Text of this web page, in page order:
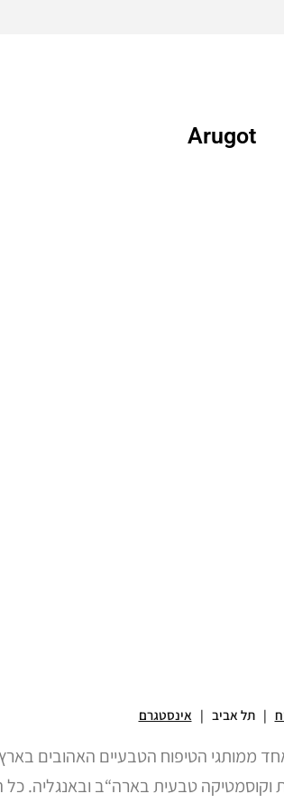
Arugot
| תל אביב | אינסטגרם
טבעית בארה“ב ובאנגליה. כל